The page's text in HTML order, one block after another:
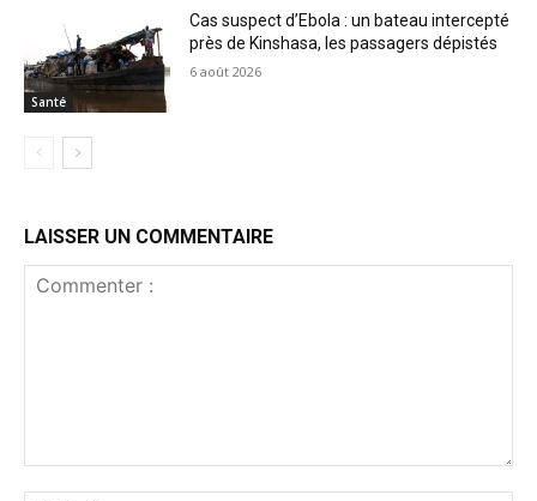
Santé
Cas suspect d’Ebola : un bateau intercepté
près de Kinshasa, les passagers dépistés
6 août 2026
LAISSER UN COMMENTAIRE